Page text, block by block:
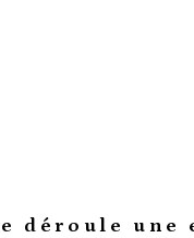
déroule